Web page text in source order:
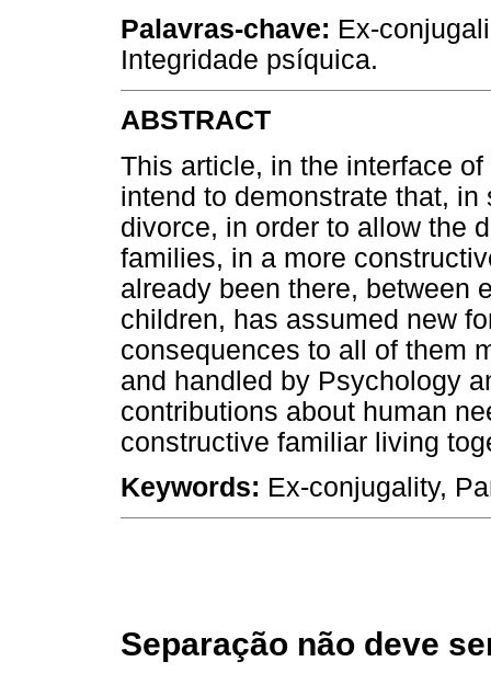
Palavras-chave: Ex-
Integridade psíquica.
ABSTRACT
This article, in the interface
intend to demonstrate that,
divorce, in order to allow the
families, in a more
already been there, between
children, has assumed new
consequences to all of them
and handled by Psychology
contributions about human
constructive familiar living
Keywords: Ex-conjugality,
Separação não deve